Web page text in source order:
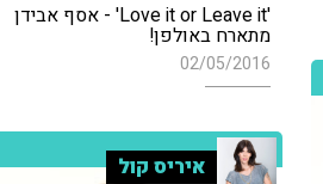
'Love it or Leave it' - אסף אבידן
מתארח באולפן!
02/05/2016
איריס קול